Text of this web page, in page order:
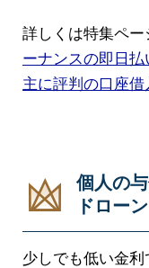
詳しくは特集ペ
ーナンスの即日
主に評判の口座
個人の
ドローン
少しでも低い金